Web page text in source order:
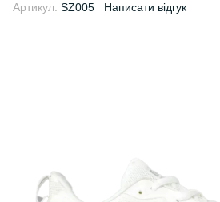
Артикул: SZ005 Написати відгук